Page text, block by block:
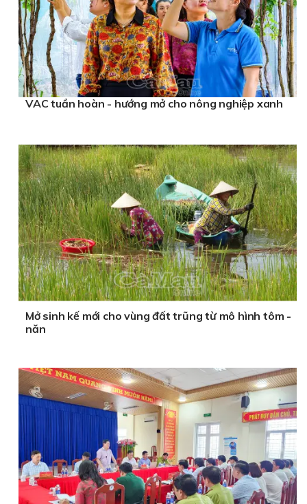
VAC tuần hoàn - hướng mở cho nông nghiệp xanh
Mở sinh kế mới cho vùng đất trũng từ mô hình tôm -
năn